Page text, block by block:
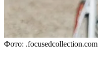
Фото: .focusedcollection.com